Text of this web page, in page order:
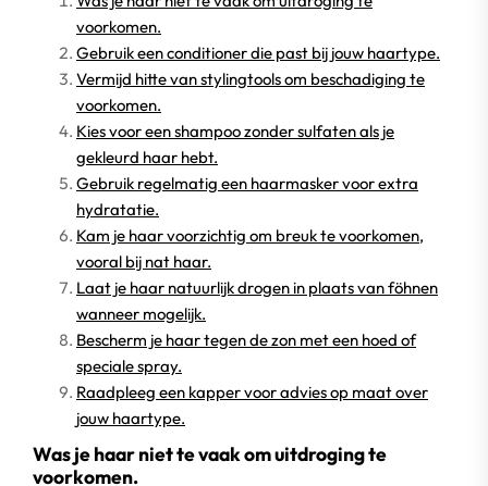
voorkomen.
Gebruik een conditioner die past bij jouw haartype.
Vermijd hitte van stylingtools om beschadiging te
voorkomen.
Kies voor een shampoo zonder sulfaten als je
gekleurd haar hebt.
Gebruik regelmatig een haarmasker voor extra
hydratatie.
Kam je haar voorzichtig om breuk te voorkomen,
vooral bij nat haar.
Laat je haar natuurlijk drogen in plaats van föhnen
wanneer mogelijk.
Bescherm je haar tegen de zon met een hoed of
speciale spray.
Raadpleeg een kapper voor advies op maat over
jouw haartype.
Was je haar niet te vaak om uitdroging te
voorkomen.